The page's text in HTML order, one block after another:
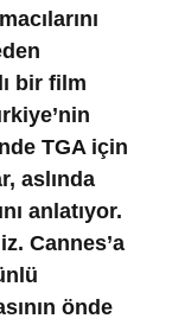
bir film
TGA için
aslında
anlatıyor.
Cannes’a
önde